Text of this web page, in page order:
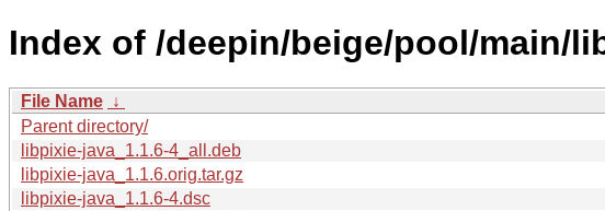
Index of /deepin/beige/pool/main/
File Name ↓
Parent directory/
libpixie-java_1.1.6-4_all.deb
libpixie-java_1.1.6.orig.tar.gz
libpixie-java_1.1.6-4.dsc